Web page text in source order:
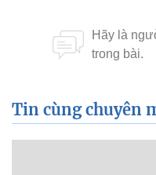
Tin cùng chuyên